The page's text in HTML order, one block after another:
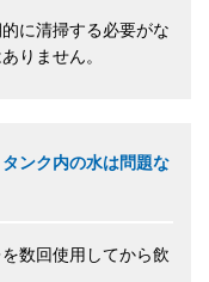
に清掃する必要がな
りません。
ンク内の水は問題な
数回使用してから飲